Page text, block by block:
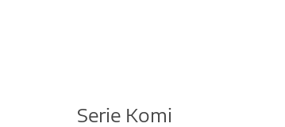
Serie Komi